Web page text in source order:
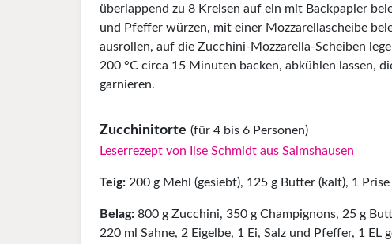
überlappend zu 8 Kreisen auf ein mit Backpapier
und Pfeffer würzen, mit einer Mozzarellascheibe
ausrollen, auf die Zucchini-Mozzarella-Scheiben
200 °C circa 15 Minuten backen, abkühlen lassen,
garnieren.
Zucchinitorte (für 4 bis 6 Personen)
Leserrezept von Ilse Schmidt aus Salmshausen
Teig: 200 g Mehl (gesiebt), 125 g Butter (kalt), 1 Prise
Belag: 800 g Zucchini, 350 g Champignons, 25 g
220 ml Sahne, 2 Eigelbe, 1 Ei, Salz und Pfeffer, 1